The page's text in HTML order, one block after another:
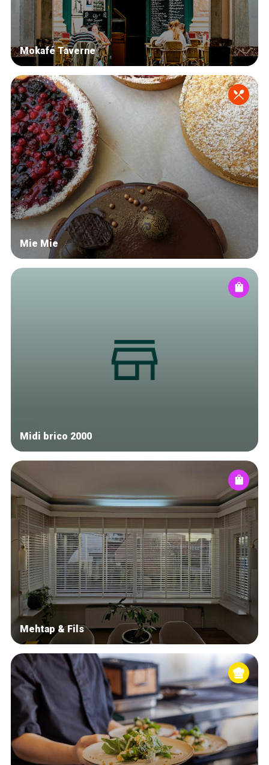
Mokafé Taverne
Mie Mie
Midi brico 2000
Mehtap & Fils